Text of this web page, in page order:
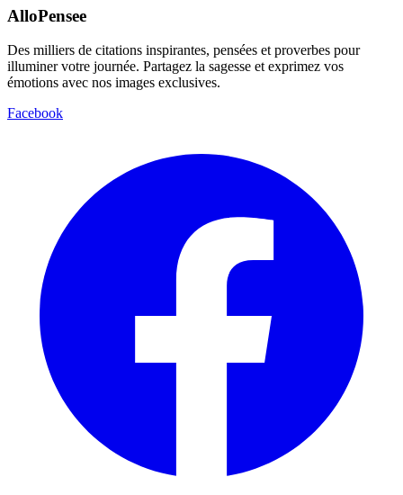
AlloPensee
Des milliers de citations inspirantes, pensées et proverbes pour
illuminer votre journée. Partagez la sagesse et exprimez vos
émotions avec nos images exclusives.
Facebook